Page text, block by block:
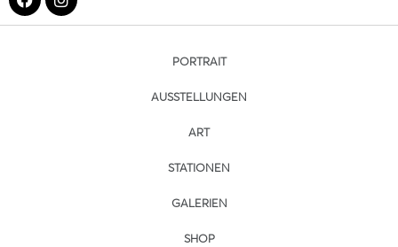
PORTRAIT
AUSSTELLUNGEN
ART
STATIONEN
GALERIEN
SHOP